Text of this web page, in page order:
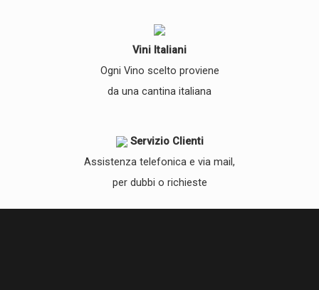
Vini Italiani
Ogni Vino scelto proviene
da una cantina italiana
Servizio Clienti
Assistenza telefonica e via mail,
per dubbi o richieste